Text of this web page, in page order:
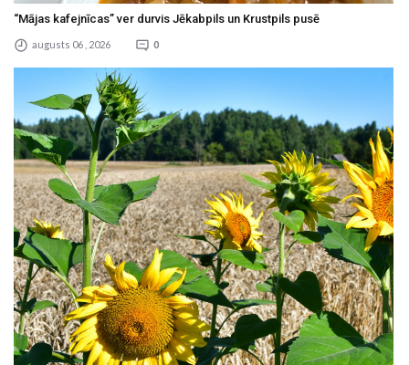
“Mājas kafejnīcas” ver durvis Jēkabpils un Krustpils pusē
augusts 06 , 2026 0